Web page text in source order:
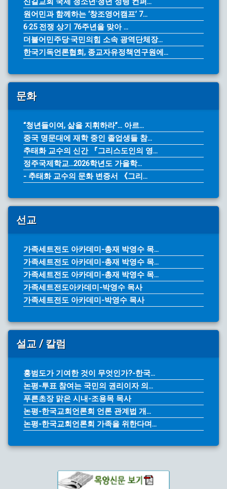
원어민과 함께하는 ‘창조영어캠프’ 7...
6·25 전쟁 상기 76주년을 맞아 ...
더불어민주당·국민의힘 소속 광역단체장...
한국기독언론협회, 종교자유정책연구원에...
문화
“청년들이여, 삶을 지휘하라”… 아르...
중국 명문대에 재학 중인 졸업생들 참...
추태화 교수의 신간 『그리스도인의 영...
정주국제학교...2026학년도 가을학...
- 추태화 교수의 문화 변증서 《그리...
선교
가족세트전도 아카데미-총재 박영수 목...
가족세트전도 아카데미-총재 박영수 목...
가족세트전도 아카데미-총재 박영수 목...
가족세트전도아카데미-박영수 목사
가족세트전도 아카데미-박영수 목사
설교 / 칼럼
홍범도가 기여한 것이 무엇인가?-한국...
논평-투표 참여는 국민의 권리이자 의...
푸른초장 맑은 시내-조용목 목사
논평-한국교회언론회 언론 관계법 개...
논평-한국교회언론회 가족을 위한다며...